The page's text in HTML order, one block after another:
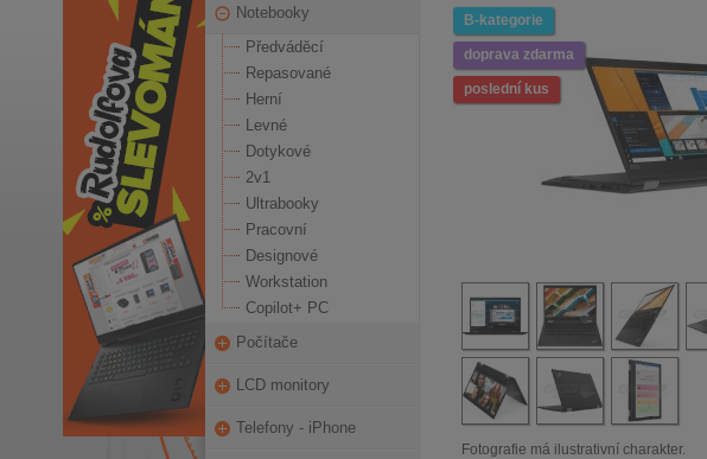
Notebooky
Předváděcí
Repasované
Herní
Levné
Dotykové
2v1
Ultrabooky
Pracovní
Designové
Workstation
Copilot+ PC
Počítače
LCD monitory
Telefony - iPhone
B-kategorie
doprava zdarma
poslední kus
Fotografie má ilustrativní charakter.